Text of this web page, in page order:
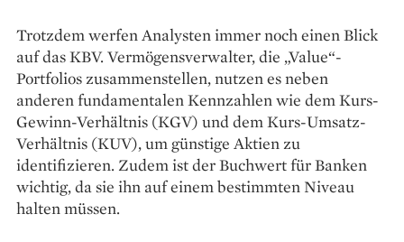
Trotzdem werfen Analysten immer noch einen Blick
auf das KBV. Vermögensverwalter, die „Value“-
Portfolios zusammenstellen, nutzen es neben
anderen fundamentalen Kennzahlen wie dem Kurs-
Gewinn-Verhältnis (KGV) und dem Kurs-Umsatz-
Verhältnis (KUV), um günstige Aktien zu
identifizieren. Zudem ist der Buchwert für Banken
wichtig, da sie ihn auf einem bestimmten Niveau
halten müssen.